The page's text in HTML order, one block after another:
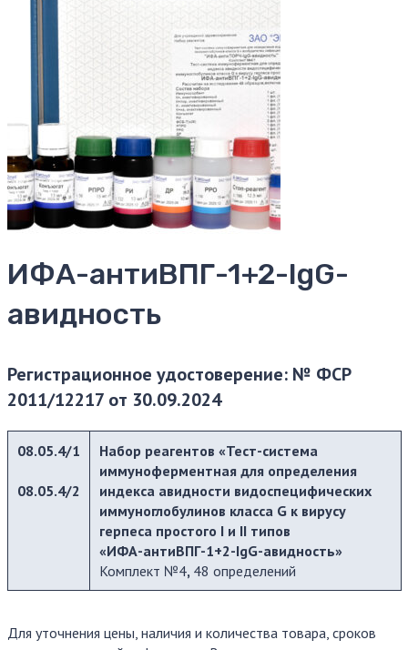
ИФА-антиВПГ-1+2-IgG-
авидность
Регистрационное удостоверение: № ФСР
2011/12217 от 30.09.2024
08.05.4/1
08.05.4/2
Набор реагентов «Тест-система
иммуноферментная для определения
индекса авидности видоспецифических
иммуноглобулинов класса G к вирусу
герпеса простого I и II типов
«ИФА-антиВПГ-1+2-IgG-авидность»
Комплект №4, 48 определений
Для уточнения цены, наличия и количества товара, сроков